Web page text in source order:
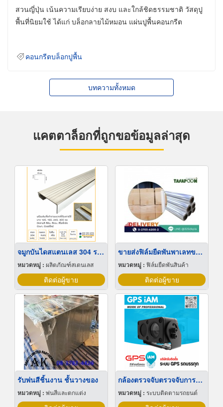
สวนญี่ปุ่น เน้นความเรียบง่าย สงบ และใกล้ชิดธรรมชาติ วัสดุปู
พื้นที่นิยมใช้ ได้แก่ บล็อกลายไม้หมอน แผ่นปูพื้นคอนกรีต
คอนกรีตบล็อกปูพื้น
บทความทั้งหมด
แคตตาล็อกที่ถูกขอข้อมูลล่าสุด
จมูกบันไดสแตนเลส 304 ราคาโรงงาน
หมวดหมู่ : ผลิตภัณฑ์สเตนเลส
ติดต่อผู้ขาย
ขายส่งฟิล์มยืดพันพาเลทขนาดพันด้วยมือ Hand wrap
หมวดหมู่ : ฟิล์มยืดพันสินค้า
ติดต่อผู้ขาย
รับพ่นสีชิ้นงาน ชั้นวางของ
หมวดหมู่ : พ่นสีและตกแต่ง
กล้องตรวจจับตรวจจับการหลับใน
หมวดหมู่ : ระบบติดตามรถยนต์